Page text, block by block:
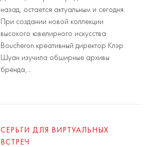
назад, остается актуальным и сегодня.
При создании новой коллекции
высокого ювелирного искусства
Boucheron креативный директор Клэр
Шуан изучила обширные архивы
бренда,…
СЕРЬГИ ДЛЯ ВИРТУАЛЬНЫХ
ВСТРЕЧ